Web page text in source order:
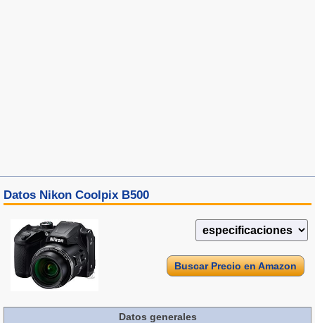
Datos Nikon Coolpix B500
Buscar Precio en Amazon
Datos generales